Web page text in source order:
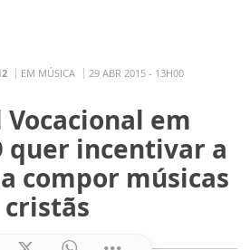
EM MÚSICA 29 ABR 2015 - 13H00
em
quer incentivar a
compor músicas
cristãs